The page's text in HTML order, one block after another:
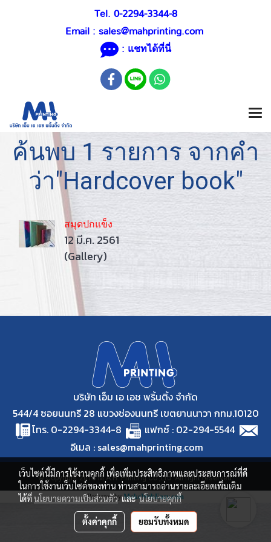
Tel. 0-2294-3344-8
Email : sales@mahprinting.com
: แชทได้ที่นี่
ค้นพบ 1 รายการ จากคำ
ว่า"Hardcover book"
สมุดปกแข็ง
12 มี.ค. 2561
(Gallery)
บริษัท เอ็ม เอ เอช พริ้นติ้ง จำกัด
544/4 ซอยนนทรี 28 แขวงช่องนนทรี เขตยานนาวา กทม.10120
โทร. 0-2294-3344-8
แฟกซ์ : 02-294-5544
อีเมล : sales@mahprinting.com
© Copyright 2018 M.A.H. Printing Co.,Ltd. All right reserved.
Powered byMakeWebEasy.com
เว็บไซต์นี้มีการใช้งานคุกกี้ เพื่อเพิ่มประสิทธิภาพและประสบการณ์ที่ดี
ในการใช้งานเว็บไซต์ของท่าน ท่านสามารถอ่านรายละเอียดเพิ่มเติม
ได้ที่นโยบายความเป็นส่วนตัวและนโยบายคุกกี้
ตั้งค่าคุกกี้ ยอมรับทั้งหมด